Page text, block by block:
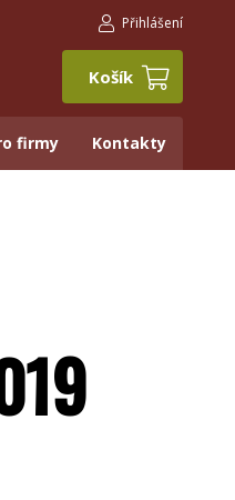
Přihlášení
Košík
firmy Kontakty